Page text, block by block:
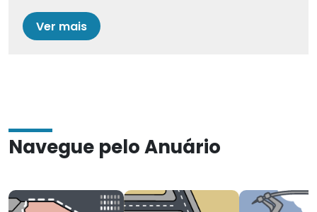
Ver mais
Navegue pelo Anuário